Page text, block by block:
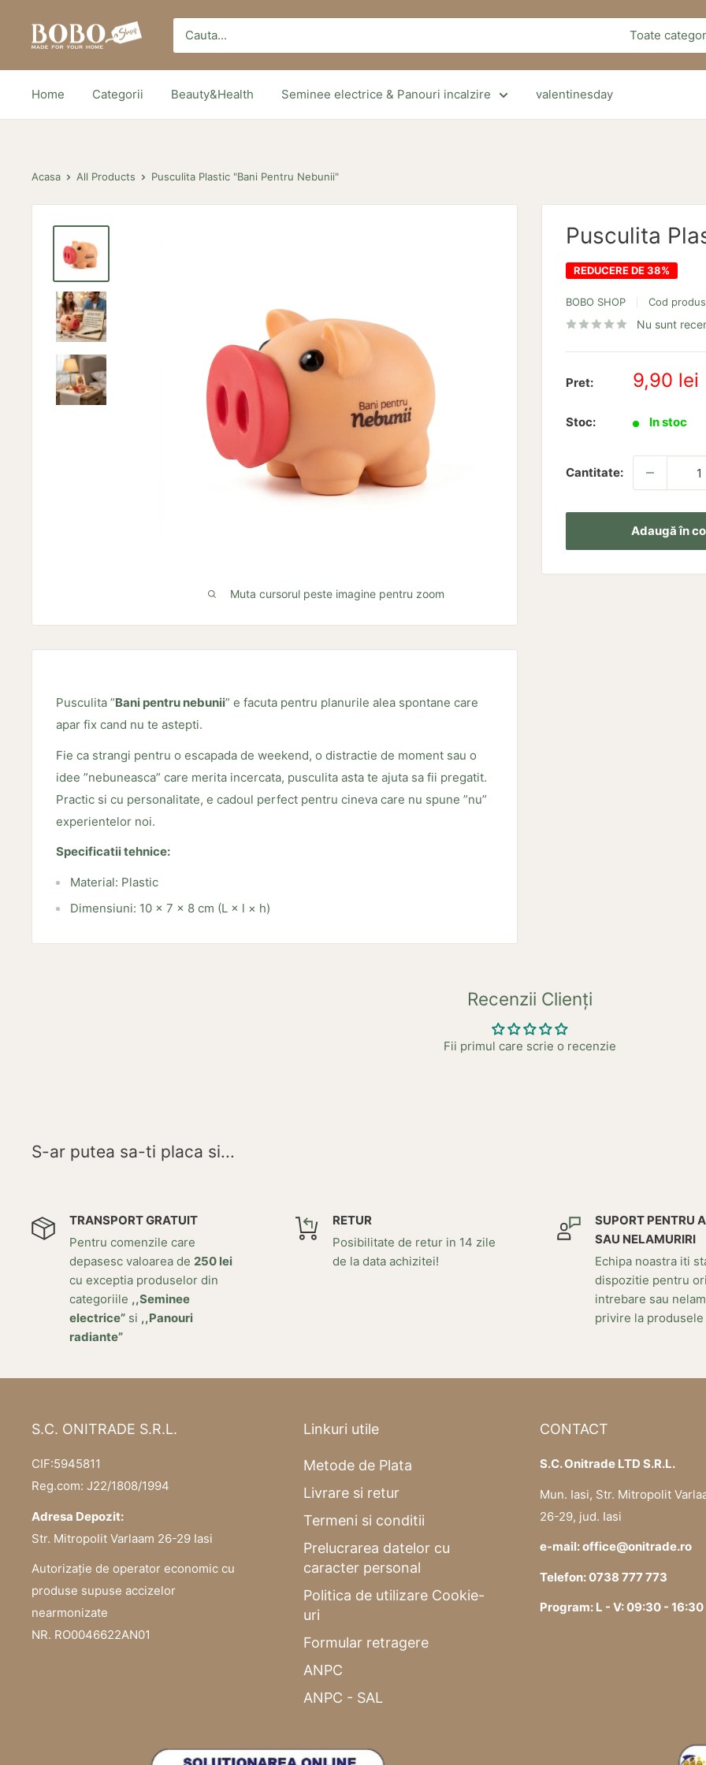
Bobo
Store
Toate
Home Categorii Beauty&Health Seminee electrice & Panouri incalzire valentinesday
Acasa All Products Pusculita Plastic "Bani Pentru Nebunii"
Muta cursorul peste imagine pentru zoom
Pusculita
REDUCERE DE 38%
BOBO SHOP Cod
Nu sunt
Pret:
Pret
redus
9,90 lei
Stoc: In stoc
Cantitate:
Adaugă în
Pusculita ”Bani pentru nebunii” e facuta pentru planurile alea spontane care
apar fix cand nu te astepti.
Fie ca strangi pentru o escapada de weekend, o distractie de moment sau o
idee ”nebuneasca” care merita incercata, pusculita asta te ajuta sa fii pregatit.
Practic si cu personalitate, e cadoul perfect pentru cineva care nu spune ”nu”
experientelor noi.
Specificatii tehnice:
Material: Plastic
Dimensiuni: 10 × 7 × 8 cm (L × l × h)
Recenzii Clienți
Fii primul care scrie o recenzie
S-ar putea sa-ti placa si...
TRANSPORT GRATUIT
Pentru comenzile care
depasesc valoarea de 250 lei
cu exceptia produselor din
categoriile ,,Seminee
electrice” si ,,Panouri
radiante”
RETUR
Posibilitate de retur in 14 zile
de la data achizitei!
SUPORT PENTRU
SAU NELAMURIRI
Echipa noastra iti
dispozitie pentru
intrebare sau
privire la produsele
S.C. ONITRADE S.R.L.
CIF:5945811
Reg.com: J22/1808/1994
Adresa Depozit:
Str. Mitropolit Varlaam 26-29 Iasi
Autorizație de operator economic cu
produse supuse accizelor
nearmonizate
NR. RO0046622AN01
Linkuri utile
Metode de Plata
Livrare si retur
Termeni si conditii
Prelucrarea datelor cu
caracter personal
Politica de utilizare Cookie-
uri
Formular retragere
ANPC
ANPC - SAL
CONTACT
S.C. Onitrade LTD S.R.L.
Mun. Iasi, Str. Mitropolit
26-29, jud. Iasi
e-mail: office@onitrade.ro
Telefon: 0738 777 773
Program: L - V: 09:30 - 16:30